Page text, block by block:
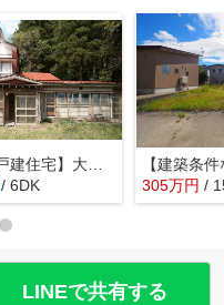
【中古戸建住宅】大仙市土川上雨堤 敷地面積239.65坪(公簿) 現状渡しの中古戸建住宅
/ 6DK 305万円 /
LINEで共有する